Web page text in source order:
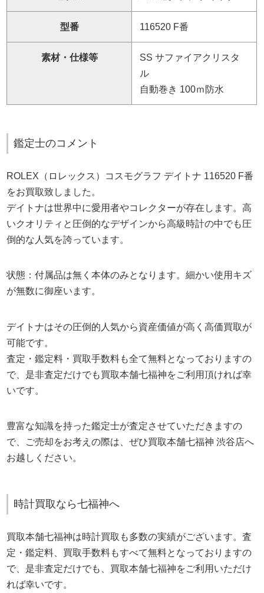
型番 116520 F番
素材・仕様等
SS サファイアクリスタ
ル
自動巻き 100ｍ防水
鑑定士のコメント
ROLEX（ロレックス）コスモグラフ デイトナ 116520 F番
をお買取致しました。
デイトナは世界中に愛用者やコレクターが存在します。高
いクオリティと圧倒的なデザインから高級時計の中でも圧
倒的な人気を誇っています。
状態：付属品は無く本体のみとなります。細かい使用キズ
が無数に御座います。
デイトナはその圧倒的人気から資産価値が高く高価買取が
可能です。
査定・鑑定料・買取手数料も全て無料となっておりますの
で、是非査定だけでも買取本舗七福神をご利用頂ければ幸
いです。
豊富な知識を持った鑑定士が査定させていただきますの
で、ご売却をお考えの際は、ぜひ買取本舗七福神 渋谷店へ
お越しください。
時計買取なら七福神へ
買取本舗七福神は時計買取も多数の実績がございます。査
定・鑑定料、買取手数料もすべて無料となっておりますの
で、是非査定だけでも、買取本舗七福神をご利用いただけ
れば幸いです。